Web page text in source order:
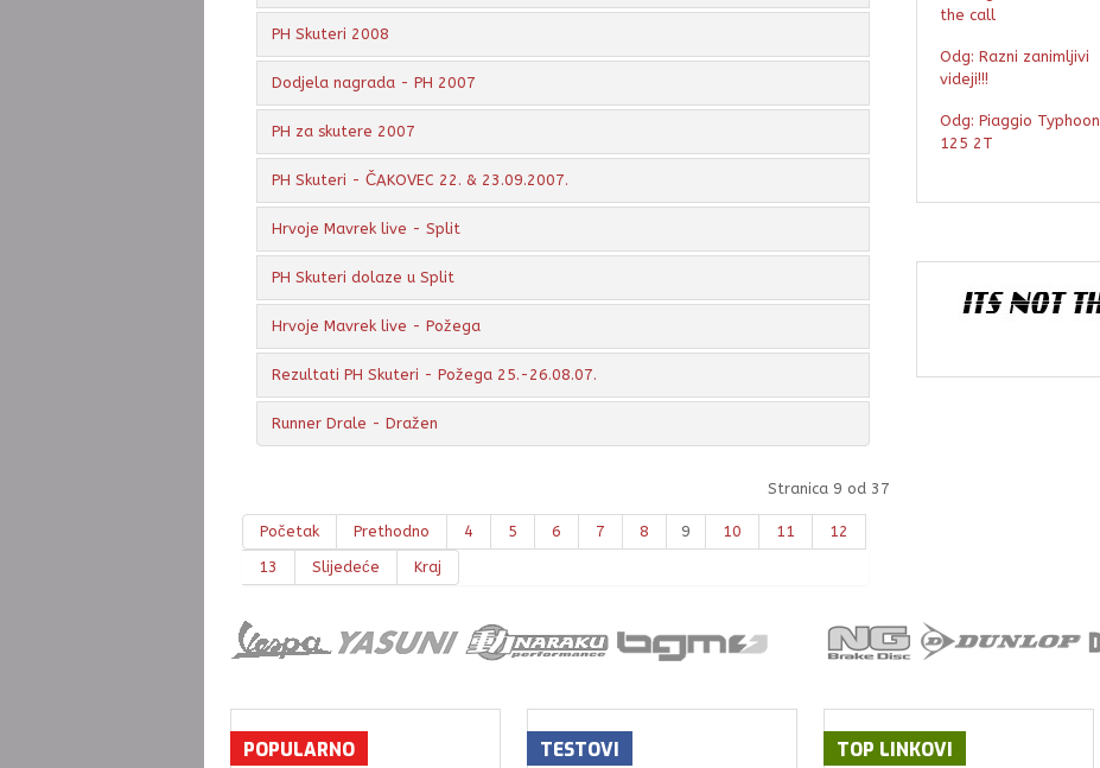
PH Skuteri 2008
Dodjela nagrada - PH 2007
PH za skutere 2007
PH Skuteri - ČAKOVEC 22. & 23.09.2007.
Hrvoje Mavrek live - Split
PH Skuteri dolaze u Split
Hrvoje Mavrek live - Požega
Rezultati PH Skuteri - Požega 25.-26.08.07.
Runner Drale - Dražen
Stranica 9 od 37
Početak Prethodno 4 5 6 7 8 9 10 11
12
13
Slijedeće Kraj
the call
Odg: Razni zanimljivi
videji!!!
Odg: Piaggio Typhoon
125 2T
POPULARNO TESTOVI TOP LINKOVI